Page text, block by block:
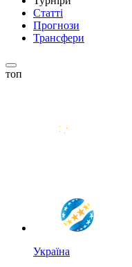
Статті
Прогнози
Трансфери
топ
Україна